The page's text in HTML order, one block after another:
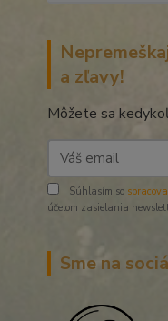
a zľavy!
Môžete sa
Súhlasím so
účelom zasielania
Sme na